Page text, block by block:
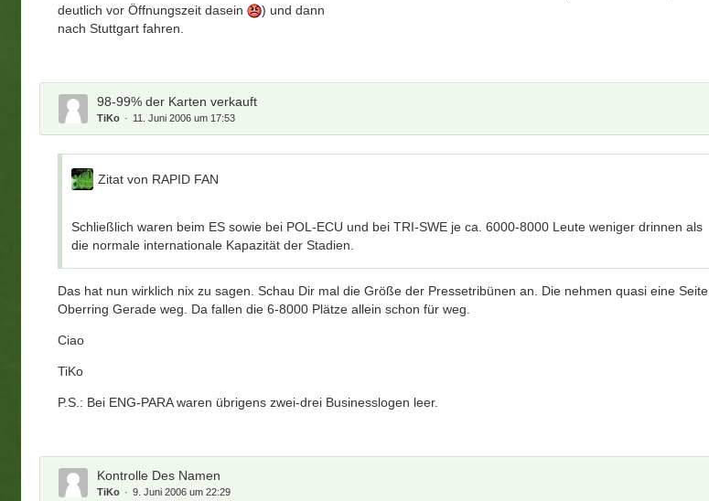
deutlich vor Öffnungszeit dasein
) und dann
nach Stuttgart fahren.
98-99% der Karten verkauft
TiKo 11. Juni 2006 um 17:53
Zitat von RAPID FAN
Schließlich waren beim ES sowie bei POL-ECU und bei TRI-SWE je ca. 6000-8000 Leute weniger drinnen als
die normale internationale Kapazität der Stadien.
Das hat nun wirklich nix zu sagen. Schau Dir mal die Größe der Pressetribünen an. Die nehmen quasi eine Seite
Oberring Gerade weg. Da fallen die 6-8000 Plätze allein schon für weg.
Ciao
TiKo
P.S.: Bei ENG-PARA waren übrigens zwei-drei Businesslogen leer.
Kontrolle Des Namen
TiKo 9. Juni 2006 um 22:29